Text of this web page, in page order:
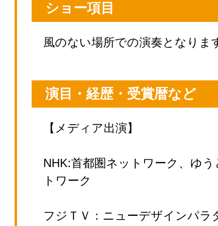
ショー項目
風のない場所での演奏となりま
演目・経歴・受賞暦など
【メディア出演】
NHK:首都圏ネットワーク、ゆ
トワーク
フジＴＶ：ニューデザインパラ